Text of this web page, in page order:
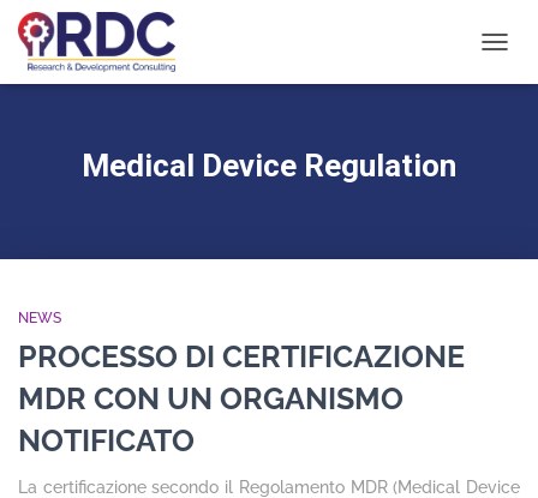
Medical Device Regulation
NEWS
PROCESSO DI CERTIFICAZIONE
MDR CON UN ORGANISMO
NOTIFICATO
La certificazione secondo il Regolamento MDR (Medical Device